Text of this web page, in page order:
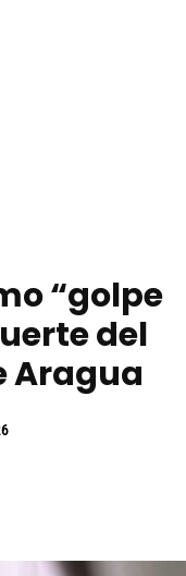
“golpe
del
Aragua